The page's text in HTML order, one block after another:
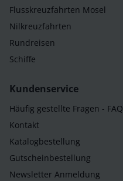
Flusskreuzfahrten Mosel
Nilkreuzfahrten
Rundreisen
Schiffe
Kundenservice
Häufig gestellte Fragen - FAQ
Kontakt
Katalogbestellung
Gutscheinbestellung
Newsletter Anmeldung